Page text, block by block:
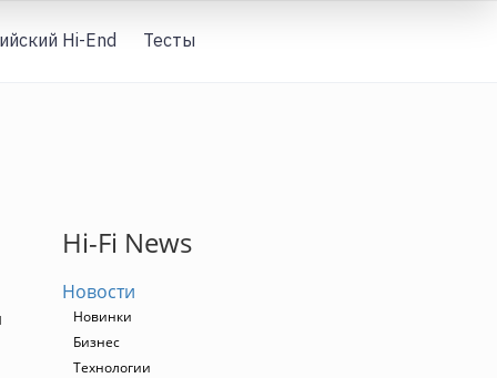
Hi-End Тесты
Hi-Fi News
Новости
Новинки
Бизнес
Технологии